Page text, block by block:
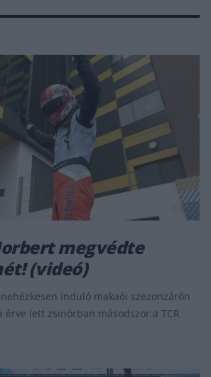
megvédte
(videó)
induló makaói szezonzárón
lett zsinórban másodszor a TCR